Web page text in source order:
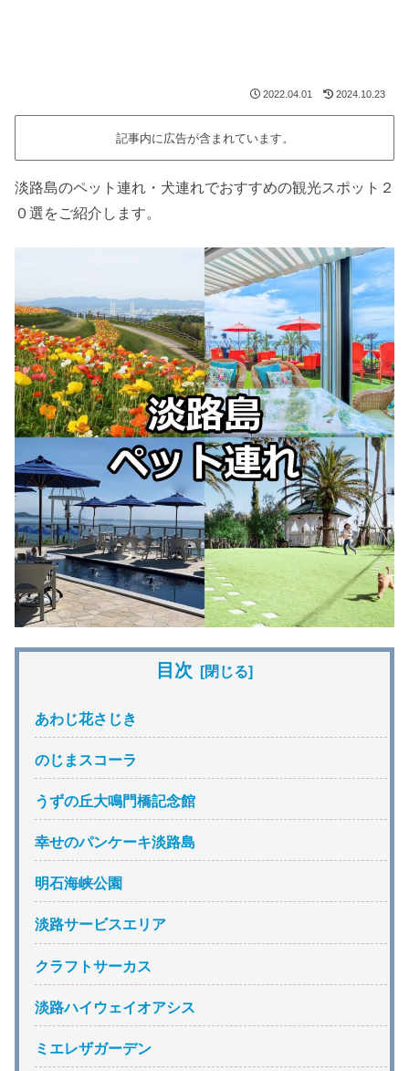
2022.04.01 2024.10.23
記事内に広告が含まれています。
淡路島のペット連れ・犬連れでおすすめの観光スポット２
０選をご紹介します。
目次
あわじ花さじき
のじまスコーラ
うずの丘大鳴門橋記念館
幸せのパンケーキ淡路島
明石海峡公園
淡路サービスエリア
クラフトサーカス
淡路ハイウェイオアシス
ミエレザガーデン